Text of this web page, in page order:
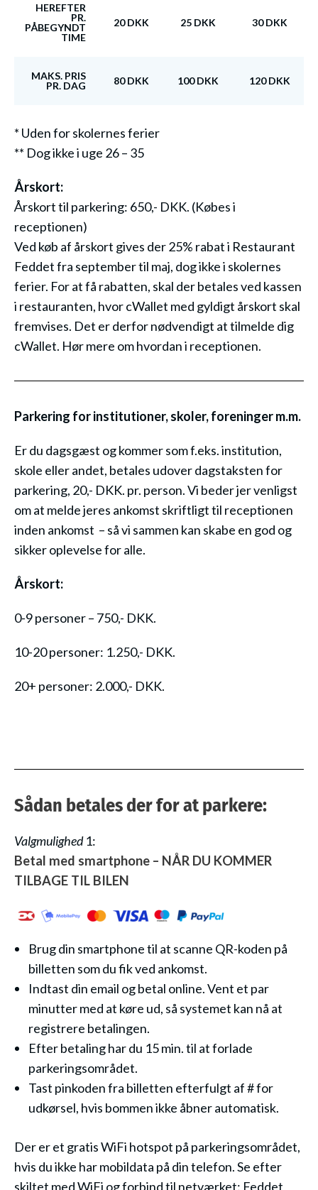
HEREFTER
PR.
PÅBEGYNDT
TIME
20 DKK 25 DKK 30 DKK
MAKS. PRIS
PR. DAG
80 DKK 100 DKK 120 DKK
* Uden for skolernes ferier
** Dog ikke i uge 26 – 35
Årskort:
Årskort til parkering: 650,- DKK. (Købes i
receptionen)
Ved køb af årskort gives der 25% rabat i Restaurant
Feddet fra september til maj, dog ikke i skolernes
ferier. For at få rabatten, skal der betales ved kassen
i restauranten, hvor cWallet med gyldigt årskort skal
fremvises. Det er derfor nødvendigt at tilmelde dig
cWallet. Hør mere om hvordan i receptionen.
Parkering for institutioner, skoler, foreninger m.m.
Er du dagsgæst og kommer som f.eks. institution,
skole eller andet, betales udover dagstaksten for
parkering, 20,- DKK. pr. person. Vi beder jer venligst
om at melde jeres ankomst skriftligt til receptionen
inden ankomst – så vi sammen kan skabe en god og
sikker oplevelse for alle.
Årskort:
0-9 personer – 750,- DKK.
10-20 personer: 1.250,- DKK.
20+ personer: 2.000,- DKK.
Sådan betales der for at parkere:
Valgmulighed1:
Betal med smartphone – NÅR DU KOMMER
TILBAGE TIL BILEN
Brug din smartphone til at scanne QR-koden på
billetten som du fik ved ankomst.
Indtast din email og betal online. Vent et par
minutter med at køre ud, så systemet kan nå at
registrere betalingen.
Efter betaling har du 15 min. til at forlade
parkeringsområdet.
Tast pinkoden fra billetten efterfulgt af # for
udkørsel, hvis bommen ikke åbner automatisk.
Der er et gratis WiFi hotspot på parkeringsområdet,
hvis du ikke har mobildata på din telefon. Se efter
skiltet med WiFi og forbind til netværket: Feddet